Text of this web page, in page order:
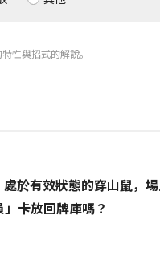
性與招式的解說。
於有效狀態的穿山鼠，
卡放回牌庫嗎？